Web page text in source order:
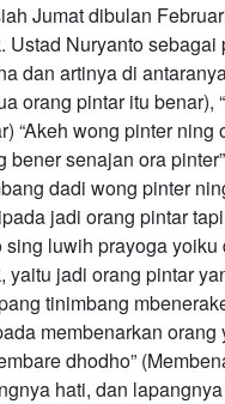
Jumat dibulan
Ustad Nuryanto
dan artinya di
orang pintar itu benar),
“Akeh wong pinter
bener senajan ora
dadi wong pinter
jadi orang pintar
sing luwih prayoga
yaitu jadi orang pintar
tinimbang
membenarkan orang
dhodho”
hati, dan